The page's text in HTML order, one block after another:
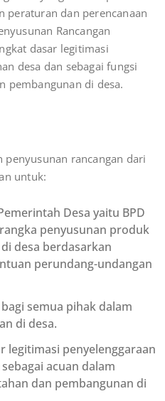
peraturan dan perencanaan
Rancangan
dasar legitimasi
desa dan sebagai fungsi
pembangunan di desa.
penyusunan rancangan dari
untuk:
Desa yaitu BPD
penyusunan produk
desa berdasarkan
perundang-undangan
semua pihak dalam
di desa.
legitimasi penyelenggaraan
acuan dalam
dan pembangunan di